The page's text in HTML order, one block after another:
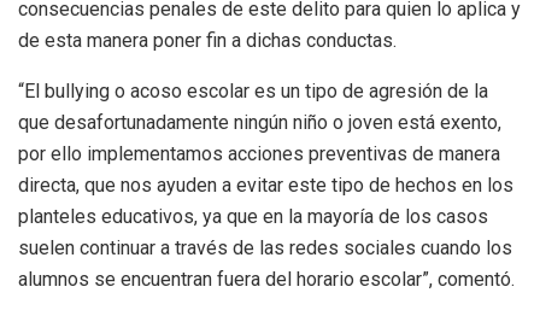
consecuencias penales de este delito para quien lo aplica y
de esta manera poner fin a dichas conductas.
“El bullying o acoso escolar es un tipo de agresión de la
que desafortunadamente ningún niño o joven está exento,
por ello implementamos acciones preventivas de manera
directa, que nos ayuden a evitar este tipo de hechos en los
planteles educativos, ya que en la mayoría de los casos
suelen continuar a través de las redes sociales cuando los
alumnos se encuentran fuera del horario escolar”, comentó.